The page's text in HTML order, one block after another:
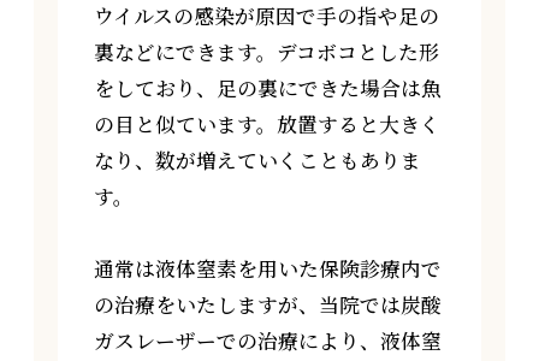
ウイルスの感染が原因で手の指や足の
裏などにできます。デコボコとした形
をしており、足の裏にできた場合は魚
の目と似ています。放置すると大きく
なり、数が増えていくこともありま
す。
通常は液体窒素を用いた保険診療内で
の治療をいたしますが、当院では炭酸
ガスレーザーでの治療により、液体窒